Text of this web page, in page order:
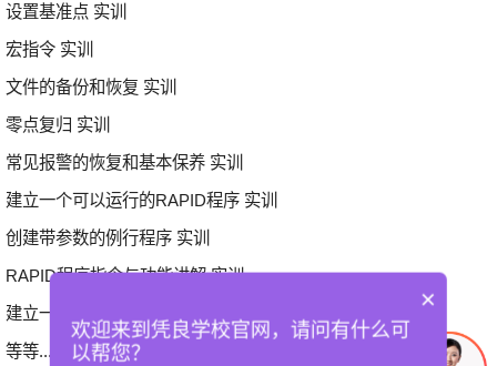
设置基准点 实训
宏指令 实训
文件的备份和恢复 实训
零点复归 实训
常见报警的恢复和基本保养 实训
建立一个可以运行的RAPID程序 实训
创建带参数的例行程序 实训
RAPID程序指令与功能讲解 实训
建立一个码垛程序 实训
等等...
×
欢迎来到凭良学校官网，请问有什么可
以帮您？